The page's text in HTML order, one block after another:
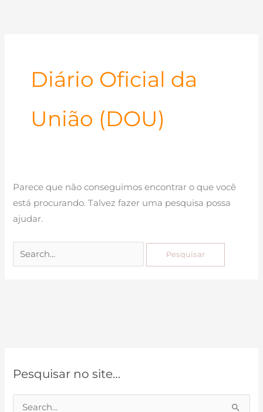
Diário Oficial da
União (DOU)
Parece que não conseguimos encontrar o que você
está procurando. Talvez fazer uma pesquisa possa
ajudar.
Pesquisar
por:
Pesquisar no site…